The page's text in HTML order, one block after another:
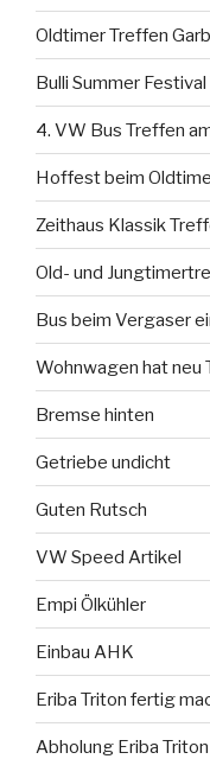
Oldtimer Treffen
Bulli Summer
4. VW Bus Treffen
Hoffest beim
Zeithaus Klassik
Old- und
Bus beim Vergaser
Wohnwagen hat neu
Bremse hinten
Getriebe undicht
Guten Rutsch
VW Speed Artikel
Empi Ölkühler
Einbau AHK
Eriba Triton fertig
Abholung Eriba Triton